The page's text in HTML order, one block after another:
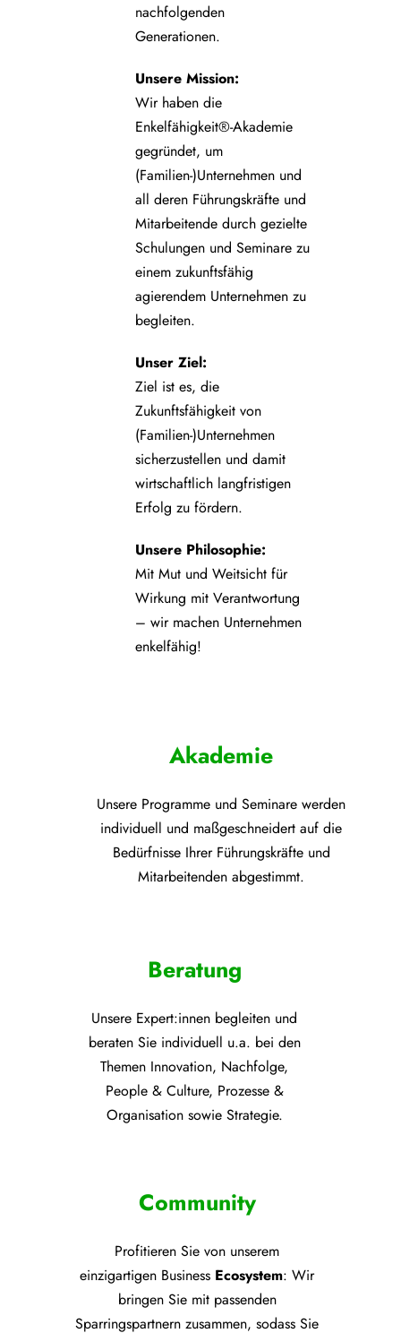
nachfolgenden
Generationen.
Unsere Mission:
Wir haben die
Enkelfähigkeit®-Akademie
gegründet, um
(Familien-)Unternehmen und
all deren Führungskräfte und
Mitarbeitende durch gezielte
Schulungen und Seminare zu
einem zukunftsfähig
agierendem Unternehmen zu
begleiten.
Unser Ziel:
Ziel ist es, die
Zukunftsfähigkeit von
(Familien-)Unternehmen
sicherzustellen und damit
wirtschaftlich langfristigen
Erfolg zu fördern.
Unsere Philosophie:
Mit Mut und Weitsicht für
Wirkung mit Verantwortung
– wir machen Unternehmen
enkelfähig!
Akademie
Unsere Programme und Seminare werden
individuell und maßgeschneidert auf die
Bedürfnisse Ihrer Führungskräfte und
Mitarbeitenden abgestimmt.
Beratung
Unsere Expert:innen begleiten und
beraten Sie individuell u.a. bei den
Themen Innovation, Nachfolge,
People & Culture, Prozesse &
Organisation sowie Strategie.
Community
Profitieren Sie von unserem
einzigartigen Business Ecosystem: Wir
bringen Sie mit passenden
Sparringspartnern zusammen, sodass Sie